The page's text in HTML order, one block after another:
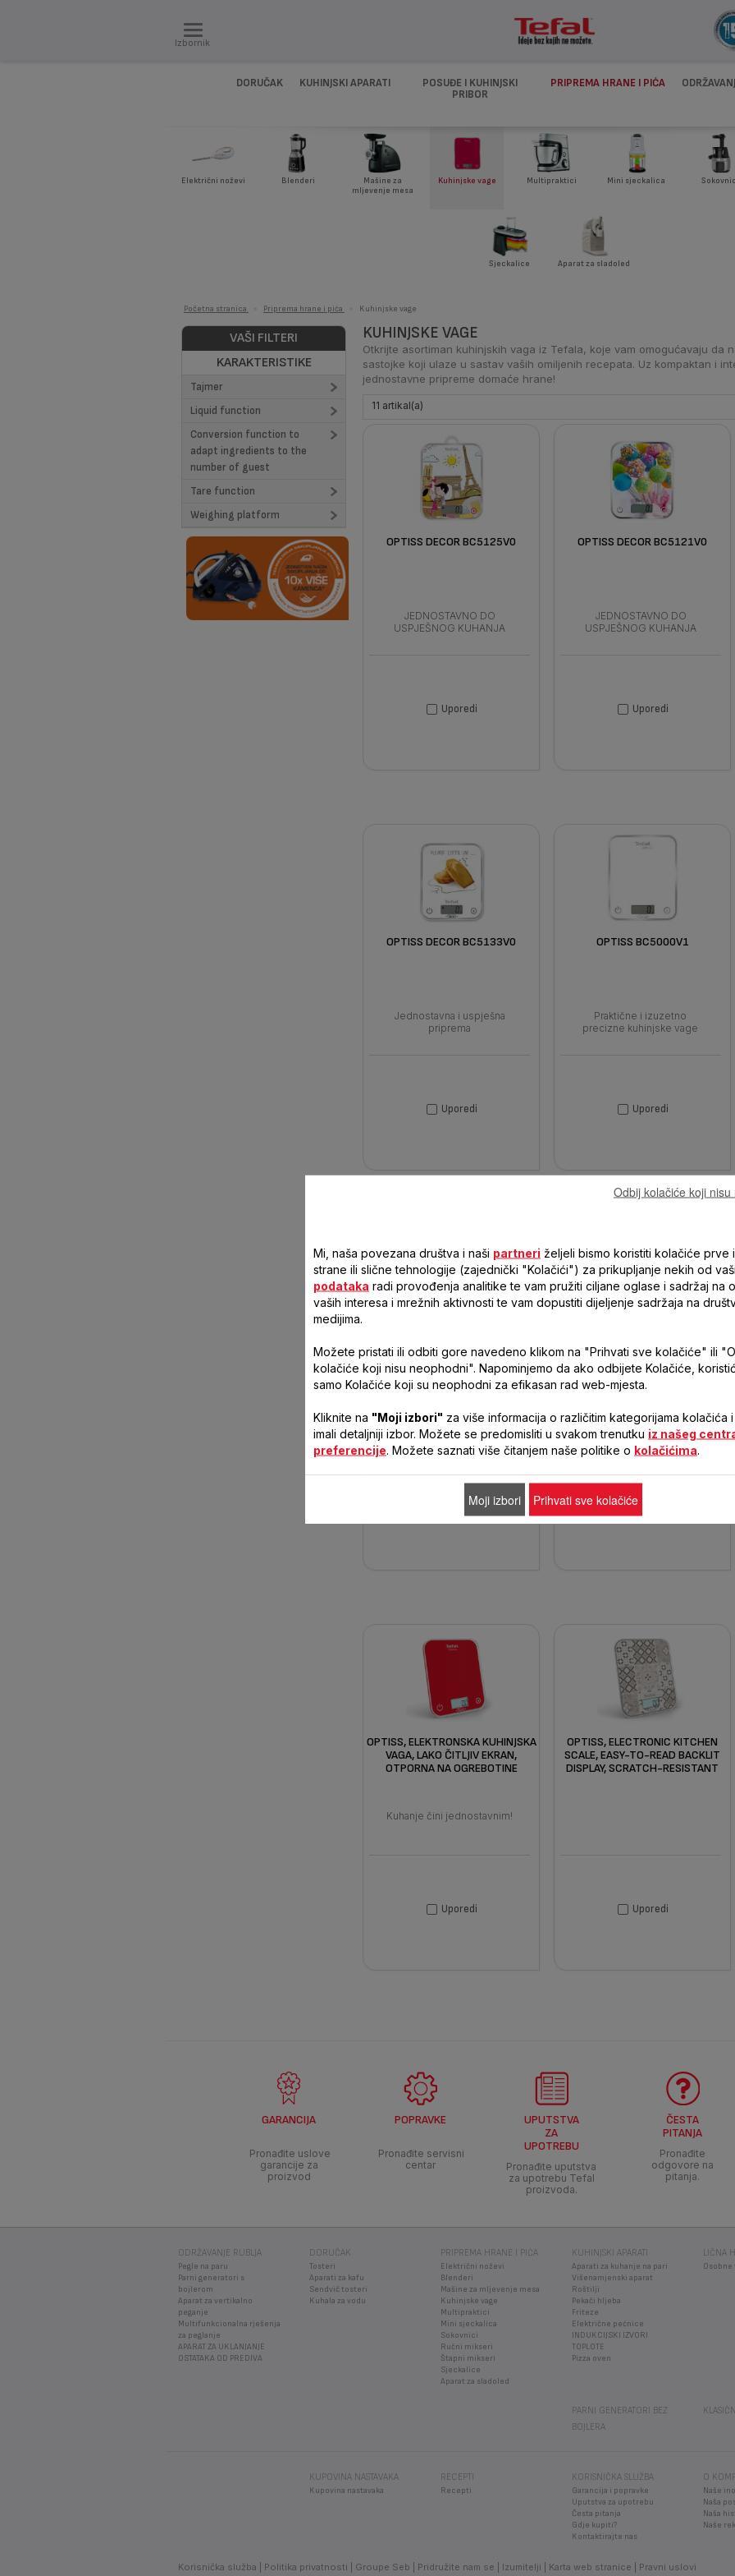
Izbornik
DORUČAK KUHINJSKI APARATI
POSUĐE I KUHINJSKI
PRIBOR
PRIPREMA HRANE I PIĆA
Električni noževi Blenderi
Mašine za
mljevenje mesa
Kuhinjske vage Multipraktici Mini sjeckalica
Sjeckalice Aparat za sladoled
Početna stranica Priprema hrane i pića Kuhinjske vage
VAŠI FILTERI
KARAKTERISTIKE
Tajmer
Liquid function
DA (11)
Conversion function to
adapt ingredients to the
number of guest
Tare function
Weighing platform
Kaljeno staklo (11)
KUHINJSKE VAGE
Otkrijte asortiman kuhinjskih vaga iz Tefala, koje vam omogućavaju da
sastojke koji ulaze u sastav vaših omiljenih recepata. Uz kompaktan i
jednostavne pripreme domaće hrane!
11 artikal(a)
OPTISS DECOR BC5125V0
JEDNOSTAVNO DO
USPJEŠNOG KUHANJA
Uporedi
OPTISS DECOR BC5121V0
JEDNOSTAVNO DO
USPJEŠNOG KUHANJA
Uporedi
OPTISS DECOR BC5133V0
Jednostavna i uspješna
priprema
Uporedi
OPTISS BC5000V1
Praktične i izuzetno
precizne kuhinjske vage
Uporedi
JEDNOSTAVNO DO
USPJEŠNOG KUHANJA
Uporedi
VAGA, LAKO ČITLJIV EKRAN,
OTPORNA NA OGREBOTINE
Kuhanje čini jednostavnim!
Uporedi
OPTISS, ELEKTRONSKA KUHINJSKA
VAGA, LAKO ČITLJIV EKRAN,
OTPORNA NA OGREBOTINE
Kuhanje čini jednostavnim!
Uporedi
OPTISS, ELECTRONIC KITCHEN
SCALE, EASY-TO-READ BACKLIT
DISPLAY, SCRATCH-RESISTANT
Uporedi
GARANCIJA
Pronađite uslove
garancije za
proizvod
POPRAVKE
Pronađite servisni
centar
UPUTSTVA
ZA
UPOTREBU
Pronađite uputstva
za upotrebu Tefal
proizvoda.
ČESTA
PITANJA
Pronađite
odgovore na
pitanja.
ODRŽAVANJE RUBLJA
Pegle na paru
Parni generatori s
bojlerom
Aparat za vertikalno
peganje
Multifunkcionalna rješenja
za peglanje
APARAT ZA UKLANJANJE
OSTATAKA OD PREDIVA
DORUČAK
Tosteri
Aparati za kafu
Sendvič tosteri
Kuhala za vodu
PRIPREMA HRANE I PIĆA
Električni noževi
Blenderi
Mašine za mljevenje mesa
Kuhinjske vage
Multipraktici
Mini sjeckalica
Sokovnici
Ručni mikseri
Štapni mikseri
Sjeckalice
Aparat za sladoled
KUHINJSKI APARATI
Aparati za kuhanje na pari
Višenamjenski aparat
Roštilji
Pekači hljeba
Friteze
Električne pećnice
INDUKCIJSKI IZVORI
TOPLOTE
Pizza oven
LIČNA
Osobne
PARNI GENERATORI BEZ
BOJLERA
KUPOVINA NASTAVAKA
Kupovina nastavaka
RECEPTI
Recepti
KORISNIČKA SLUŽBA
Garancija i popravke
Uputstva za upotrebu
Česta pitanja
Gdje kupiti?
Kontaktirajte nas
O
Naše
Naša
Naša
Naše
Korisnička služba Politika privatnosti Groupe Seb Pridružite nam se Izumitelji Karta web stranice Pravni uslovi
Mi, naša povezana društva i naši partneri željeli bismo koristiti kolačiće prve
strane ili slične tehnologije (zajednički "Kolačići") za prikupljanje nekih od
podataka radi provođenja analitike te vam pružiti ciljane oglase i sadržaj na
vaših interesa i mrežnih aktivnosti te vam dopustiti dijeljenje sadržaja na
medijima.
Možete pristati ili odbiti gore navedeno klikom na "Prihvati sve kolačiće" ili
kolačiće koji nisu neophodni". Napominjemo da ako odbijete Kolačiće,
samo Kolačiće koji su neophodni za efikasan rad web-mjesta.
Kliknite na "Moji izbori" za više informacija o različitim kategorijama kolačića
imali detaljniji izbor. Možete se predomisliti u svakom trenutku iz našeg
preferencije. Možete saznati više čitanjem naše politike o kolačićima.
Odbij kolačiće koji
Moji izbori Prihvati sve kolačiće